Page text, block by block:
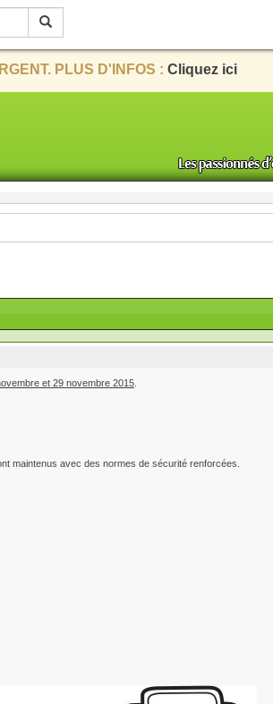
PLUS D'INFOS : Cliquez ici
et 29 novembre 2015
maintenus avec des normes de sécurité renforcées.